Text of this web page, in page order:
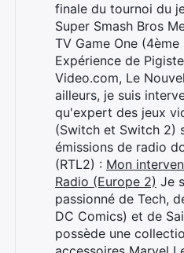
finale du tournoi du
Super Smash Bros
TV Game One (4ème
Expérience de
Video.com, Le
ailleurs, je suis
qu'expert des jeux
(Switch et Switch 2)
émissions de radio
(RTL2) : Mon
Radio (Europe 2) Je
passionné de Tech,
DC Comics) et de
possède une